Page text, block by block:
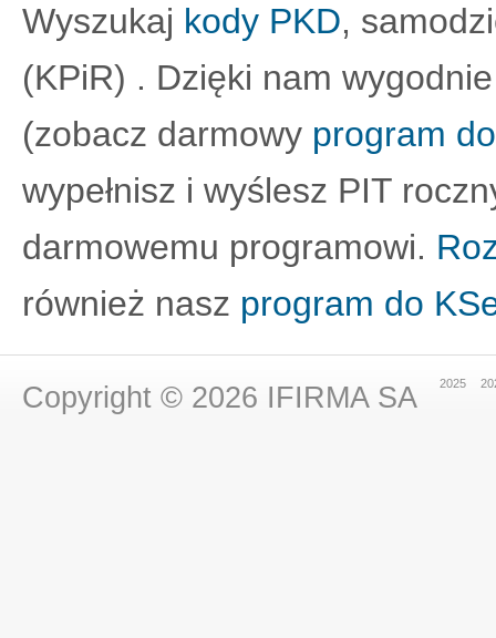
Wyszukaj kody PKD,
(KPiR) . Dzięki nam
(zobacz darmowy program
wypełnisz i wyślesz PIT
darmowemu programowi.
również nasz program do
2025
Copyright © 2026 IFIRMA SA